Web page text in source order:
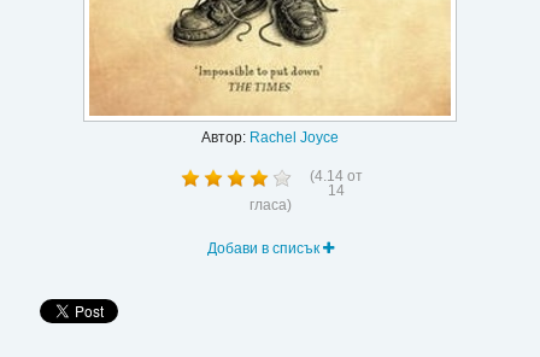
Автор: Rachel Joyce
(4.14 от
14
гласа)
Добави в списък